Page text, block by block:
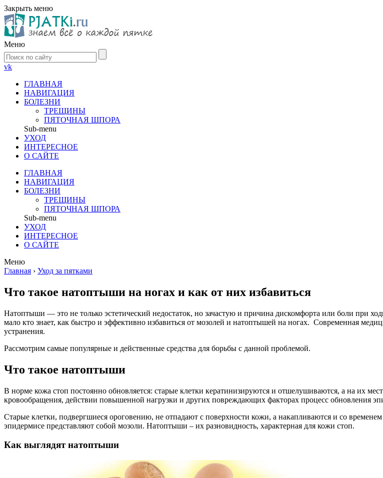
Закрыть меню
Меню
vk
ГЛАВНАЯ
НАВИГАЦИЯ
БОЛЕЗНИ
ТРЕЩИНЫ
ПЯТОЧНАЯ ШПОРА
Sub-menu
УХОД
ИНТЕРЕСНОЕ
О САЙТЕ
ГЛАВНАЯ
НАВИГАЦИЯ
БОЛЕЗНИ
ТРЕЩИНЫ
ПЯТОЧНАЯ ШПОРА
Sub-menu
УХОД
ИНТЕРЕСНОЕ
О САЙТЕ
Меню
Главная › Уход за пятками
Что такое натоптыши на ногах и как от них избавиться
Натоптыши — это не только эстетический недостаток, но зачастую и причина дискомфорта или боли при
мало кто знает, как быстро и эффективно избавиться от мозолей и натоптышей на ногах. Современная
устранения.
Рассмотрим самые популярные и действенные средства для борьбы с данной проблемой.
Что такое натоптыши
В норме кожа стоп постоянно обновляется: старые клетки кератинизируются и отшелушиваются, а на их
кровообращения, действии повышенной нагрузки и других повреждающих факторах процесс обновления
Старые клетки, подвергшиеся ороговению, не отпадают с поверхности кожи, а накапливаются и со
эпидермисе представляют собой мозоли. Натоптыши – их разновидность, характерная для кожи стоп.
Как выглядят натоптыши